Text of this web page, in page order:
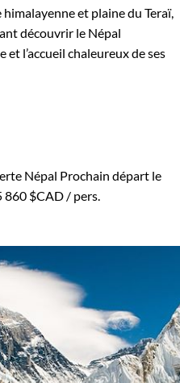
et plaine du Teraï,
découvrir le Népal
l’accueil chaleureux de ses
Népal Prochain départ le
860 $CAD / pers.